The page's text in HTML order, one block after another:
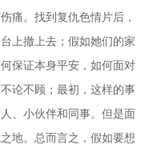
痛。找到复仇色情片后，
上撤上去；假如她们的家
保证本身平安，如何面对
论不顾；最初，这样的事
、小伙伴和同事。但是面
地。总而言之，假如要想